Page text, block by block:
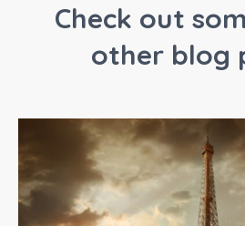
Check out
other blog